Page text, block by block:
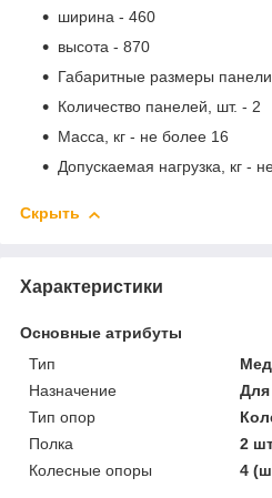
ширина - 460
высота - 870
Габаритные размеры
Количество панелей, шт. - 2
Масса, кг - не более 16
Допускаемая нагрузка, кг -
Скрыть
Характеристики
Основные атрибуты
Тип
Назначение
Для
Тип опор
Полка
2
Колесные опоры
4